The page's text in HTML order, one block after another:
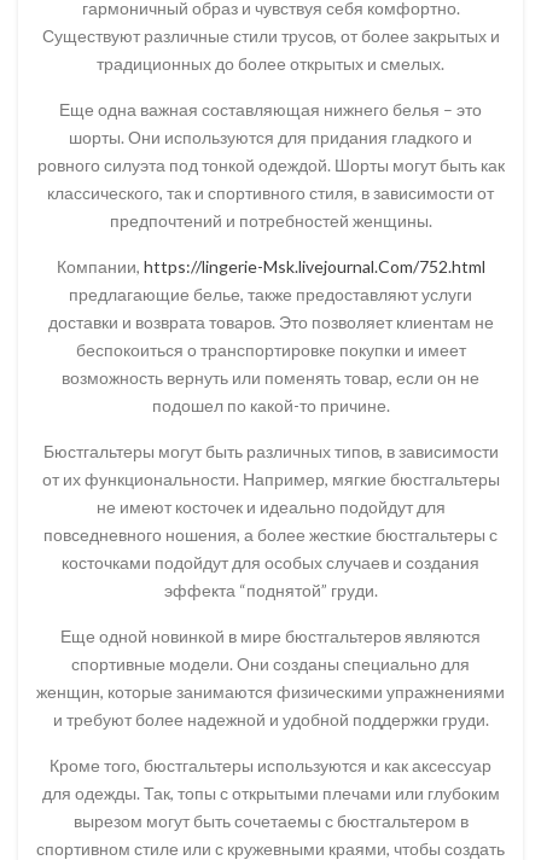
гармоничный образ и чувствуя себя комфортно.
Существуют различные стили трусов, от более закрытых и
традиционных до более открытых и смелых.
Еще одна важная составляющая нижнего белья – это
шорты. Они используются для придания гладкого и
ровного силуэта под тонкой одеждой. Шорты могут быть как
классического, так и спортивного стиля, в зависимости от
предпочтений и потребностей женщины.
Компании, https://lingerie-Msk.livejournal.Com/752.html
предлагающие белье, также предоставляют услуги
доставки и возврата товаров. Это позволяет клиентам не
беспокоиться о транспортировке покупки и имеет
возможность вернуть или поменять товар, если он не
подошел по какой-то причине.
Бюстгальтеры могут быть различных типов, в зависимости
от их функциональности. Например, мягкие бюстгальтеры
не имеют косточек и идеально подойдут для
повседневного ношения, а более жесткие бюстгальтеры с
косточками подойдут для особых случаев и создания
эффекта “поднятой” груди.
Еще одной новинкой в мире бюстгальтеров являются
спортивные модели. Они созданы специально для
женщин, которые занимаются физическими упражнениями
и требуют более надежной и удобной поддержки груди.
Кроме того, бюстгальтеры используются и как аксессуар
для одежды. Так, топы с открытыми плечами или глубоким
вырезом могут быть сочетаемы с бюстгальтером в
спортивном стиле или с кружевными краями, чтобы создать